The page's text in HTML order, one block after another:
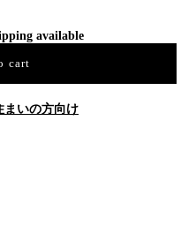
available
cart
まいの方向け